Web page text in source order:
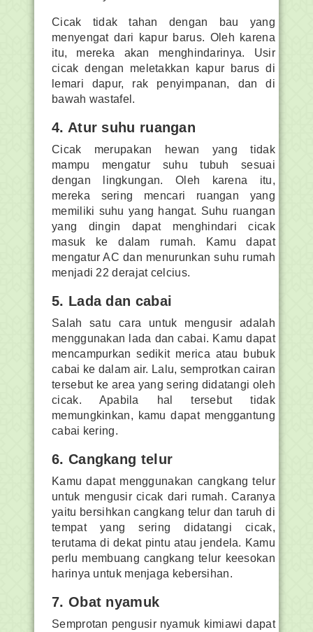
Cicak tidak tahan dengan bau yang
menyengat dari kapur barus. Oleh karena
itu, mereka akan menghindarinya. Usir
cicak dengan meletakkan kapur barus di
lemari dapur, rak penyimpanan, dan di
bawah wastafel.
4. Atur suhu ruangan
Cicak merupakan hewan yang tidak
mampu mengatur suhu tubuh sesuai
dengan lingkungan. Oleh karena itu,
mereka sering mencari ruangan yang
memiliki suhu yang hangat. Suhu ruangan
yang dingin dapat menghindari cicak
masuk ke dalam rumah. Kamu dapat
mengatur AC dan menurunkan suhu rumah
menjadi 22 derajat celcius.
5. Lada dan cabai
Salah satu cara untuk mengusir adalah
menggunakan lada dan cabai. Kamu dapat
mencampurkan sedikit merica atau bubuk
cabai ke dalam air. Lalu, semprotkan cairan
tersebut ke area yang sering didatangi oleh
cicak. Apabila hal tersebut tidak
memungkinkan, kamu dapat menggantung
cabai kering.
6. Cangkang telur
Kamu dapat menggunakan cangkang telur
untuk mengusir cicak dari rumah. Caranya
yaitu bersihkan cangkang telur dan taruh di
tempat yang sering didatangi cicak,
terutama di dekat pintu atau jendela. Kamu
perlu membuang cangkang telur keesokan
harinya untuk menjaga kebersihan.
7. Obat nyamuk
Semprotan pengusir nyamuk kimiawi dapat